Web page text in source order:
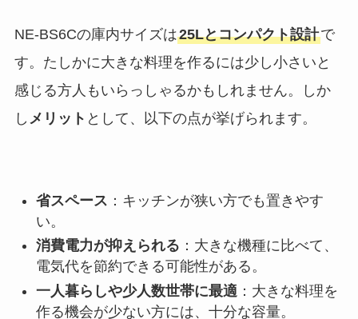
NE-BS6Cの庫内サイズは25Lとコンパクト設計で
す。たしかに大きな料理を作るには少し小さいと
感じる方人もいらっしゃるかもしれません。しか
し メリット として、以下の点が挙げられます。
省スペース ：キッチンが狭い方でも置きやす
い。
消費電力が抑えられる ：大きな機種に比べて、
電気代を節約できる可能性がある。
一人暮らしや少人数世帯に最適 ：大きな料理を
作る機会が少ない方には、十分な容量。